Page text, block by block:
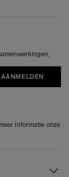
AANMELDEN
informatie onze